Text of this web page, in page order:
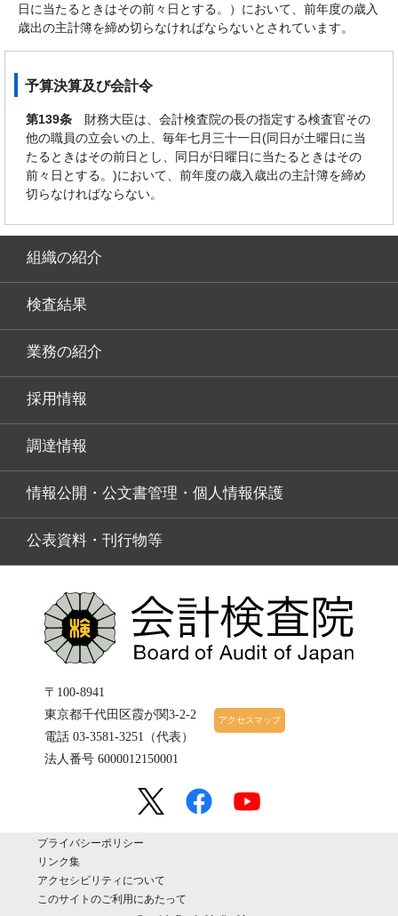
日に当たるときはその前々日とする。）において、前年度の歳入
歳出の主計簿を締め切らなければならないとされています。
予算決算及び会計令
第139条 財務大臣は、会計検査院の長の指定する検査官その
他の職員の立会いの上、毎年七月三十一日(同日が土曜日に当
たるときはその前日とし、同日が日曜日に当たるときはその
前々日とする。)において、前年度の歳入歳出の主計簿を締め
切らなければならない。
組織の紹介
検査結果
業務の紹介
採用情報
調達情報
情報公開・公文書管理・個人情報保護
公表資料・刊行物等
〒100-8941
東京都千代田区霞が関3-2-2
電話 03-3581-3251（代表）
法人番号 6000012150001
アクセスマップ
プライバシーポリシー
リンク集
アクセシビリティについて
このサイトのご利用にあたって